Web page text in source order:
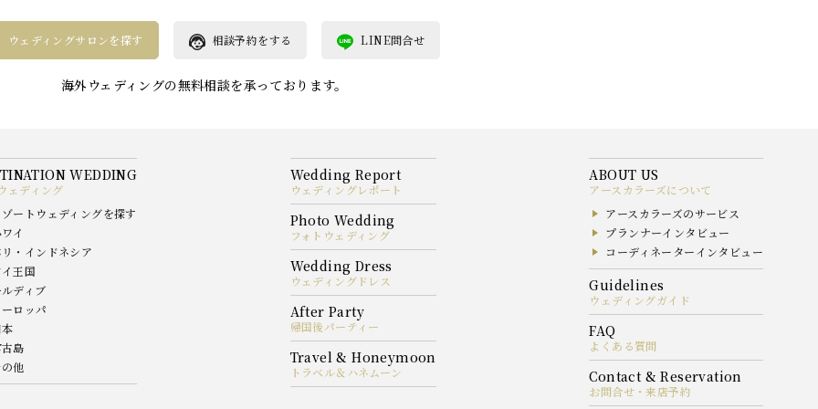
ウェディングサロンを探す 相談予約をする LINE問合せ
海外ウェディングの無料相談を承っております。
ェディング
ートウェディングを探す
イ
・インドネシア
王国
ディブ
ロッパ
島
他
ウェディングレポート
フォトウェディング
ウェディングドレス
帰国後パーティー
トラベル＆ハネムーン
アースカラーズについて
アースカラーズのサービス
プランナーインタビュー
コーディネーターインタビュー
ウェディングガイド
よくある質問
お問合せ・来店予約